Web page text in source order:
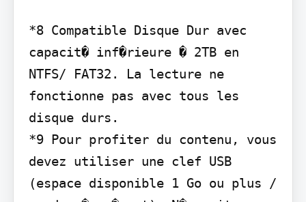
*8 Compatible Disque Dur avec
capacit� inf�rieure � 2TB en
NTFS/ FAT32. La lecture ne
fonctionne pas avec tous les
disque durs.
*9 Pour profiter du contenu, vous
devez utiliser une clef USB
(espace disponible 1 Go ou plus /